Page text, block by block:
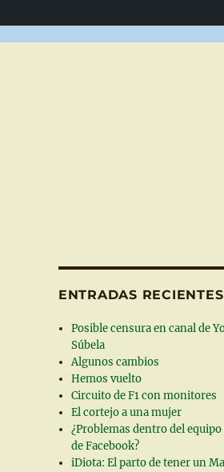
ENTRADAS RECIENTES
Posible censura en canal de
Súbela
Algunos cambios
Hemos vuelto
Circuito de F1 con monitores
El cortejo a una mujer
¿Problemas dentro del
de Facebook?
iDiota: El parto de tener un